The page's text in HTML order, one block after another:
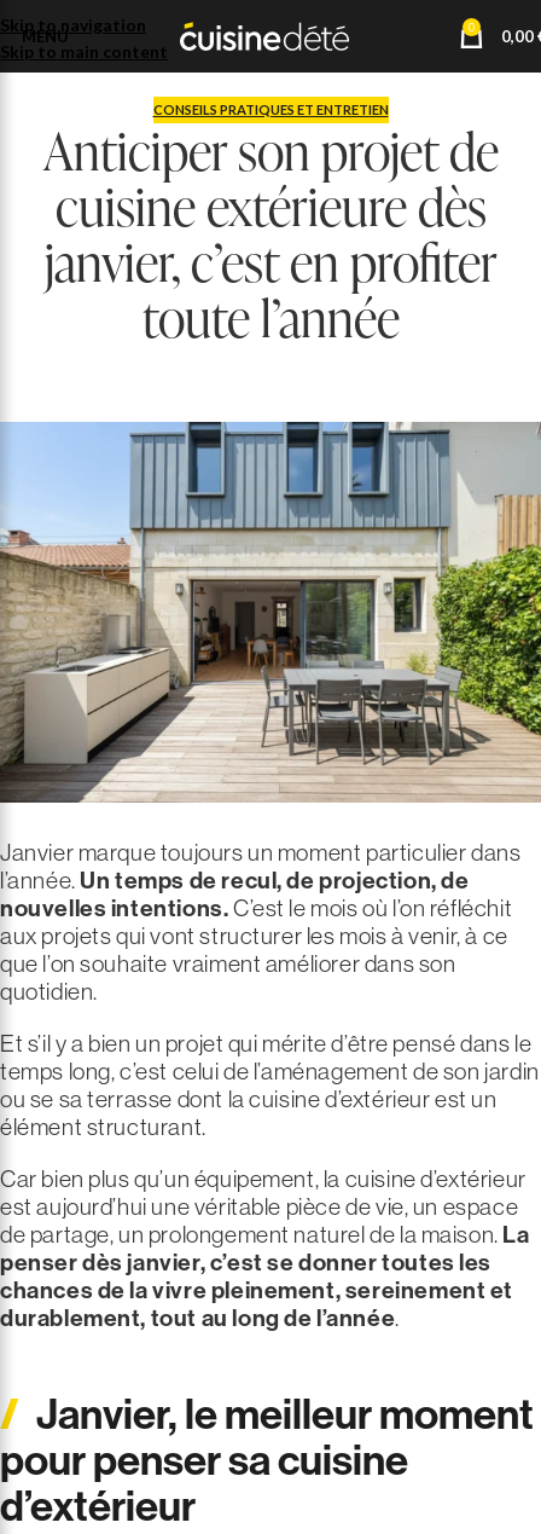
Skip to navigation
Skip to main content
MENU 0 0,00
CONSEILS PRATIQUES ET ENTRETIEN
Anticiper son projet de
cuisine extérieure dès
janvier, c’est en profiter
toute l’année
Janvier marque toujours un moment particulier dans
l’année. Un temps de recul, de projection, de
nouvelles intentions.C’est le mois où l’on réfléchit
aux projets qui vont structurer les mois à venir, à ce
que l’on souhaite vraiment améliorer dans son
quotidien.
Et s’il y a bien un projet qui mérite d’être pensé dans le
temps long, c’est celui de l’aménagement de son jardin
ou se sa terrasse dont la cuisine d’extérieur est un
élément structurant.
Car bien plus qu’un équipement, la cuisine d’extérieur
est aujourd’hui une véritable pièce de vie, un espace
de partage, un prolongement naturel de la maison. La
penser dès janvier, c’est se donner toutes les
chances de la vivre pleinement, sereinement et
durablement, tout au long de l’année.
Janvier, le meilleur moment
pour penser sa cuisine
d’extérieur